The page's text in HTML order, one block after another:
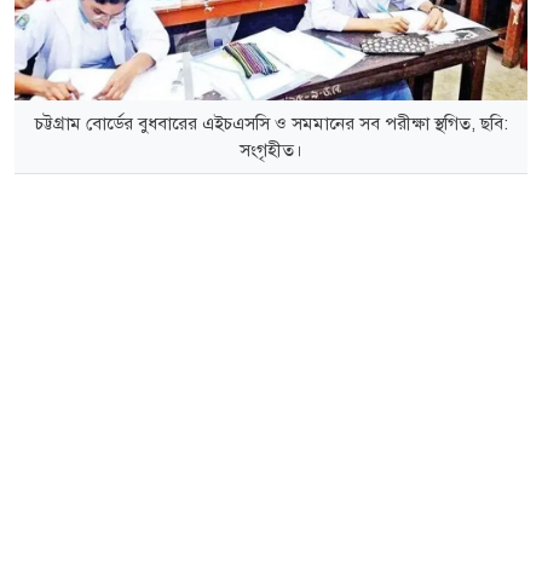
চট্টগ্রাম বোর্ডের বুধবারের এইচএসসি ও সমমানের সব পরীক্ষা স্থগিত, ছবি:
সংগৃহীত।